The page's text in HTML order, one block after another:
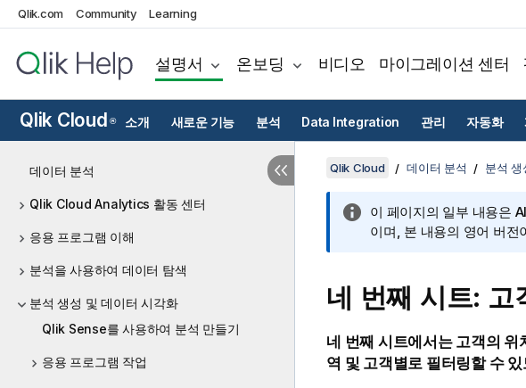
Qlik.com Community Learning
설명서 온보딩 비디오 마이그레이션 센터
Qlik Cloud ® 소개 새로운 기능 분석 Data Integration 관리 자동화
데이터 분석
Qlik Cloud Analytics 활동 센터
응용 프로그램 이해
분석을 사용하여 데이터 탐색
분석 생성 및 데이터 시각화
Qlik Sense를 사용하여 분석 만들기
응용 프로그램 작업
Qlik Cloud 데이터 분석 분석 생
이 페이지의 일부 내용은
이며, 본 내용의 영어 버전
네 번째 시트: 고
네 번째 시트에서는 고객의 위
역 및 고객별로 필터링할 수